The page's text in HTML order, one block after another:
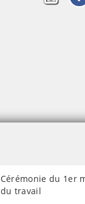
Cérémonie du 1er
du travail